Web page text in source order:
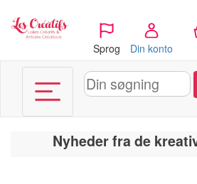
Sprog Din konto
Nyheder fra de